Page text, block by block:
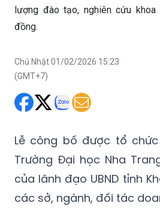
lượng đào tạo, nghiên cứu
đồng.
Chủ Nhật 01/02/2026 15:23
(GMT+7)
Lễ công bố được tổ
Trường Đại học Nha
của lãnh đạo UBND tỉnh
các sở, ngành, đối tác